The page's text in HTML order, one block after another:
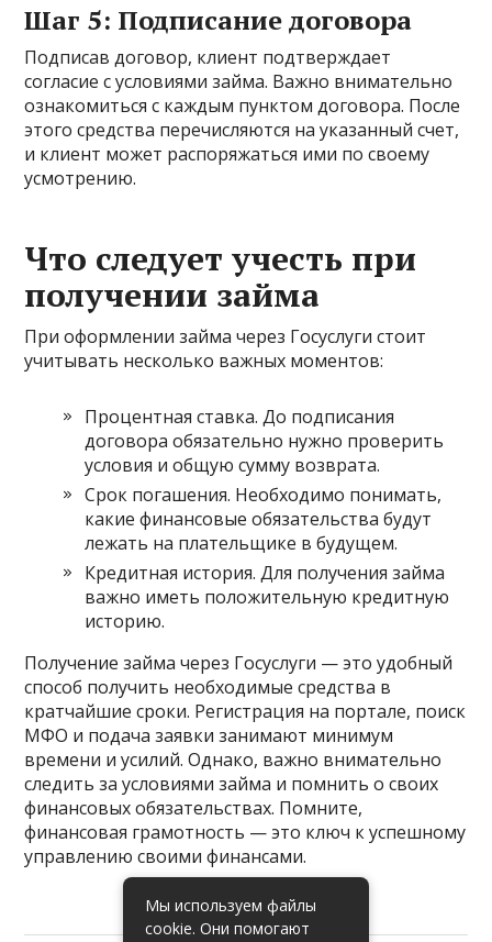
Шаг 5: Подписание договора
Подписав договор, клиент подтверждает
согласие с условиями займа. Важно внимательно
ознакомиться с каждым пунктом договора. После
этого средства перечисляются на указанный счет,
и клиент может распоряжаться ими по своему
усмотрению.
Что следует учесть при
получении займа
При оформлении займа через Госуслуги стоит
учитывать несколько важных моментов:
Процентная ставка. До подписания
договора обязательно нужно проверить
условия и общую сумму возврата.
Срок погашения. Необходимо понимать,
какие финансовые обязательства будут
лежать на плательщике в будущем.
Кредитная история. Для получения займа
важно иметь положительную кредитную
историю.
Получение займа через Госуслуги — это удобный
способ получить необходимые средства в
кратчайшие сроки. Регистрация на портале, поиск
МФО и подача заявки занимают минимум
времени и усилий. Однако, важно внимательно
следить за условиями займа и помнить о своих
финансовых обязательствах. Помните,
финансовая грамотность — это ключ к успешному
управлению своими финансами.
Мы используем файлы
cookie. Они помогают